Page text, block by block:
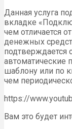
Данная услуга
вкладке
чем отличается
денежных
подтверждается
автоматические
шаблону или по
чем
https://
Вам это будет